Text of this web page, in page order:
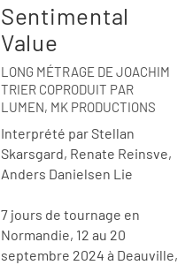
Sentimental
Value
LONG MÉTRAGE DE JOACHIM
TRIER COPRODUIT PAR
LUMEN, MK PRODUCTIONS
Interprété par Stellan
Skarsgard, Renate Reinsve,
Anders Danielsen Lie
7 jours de tournage en
Normandie, 12 au 20
septembre 2024 à Deauville,